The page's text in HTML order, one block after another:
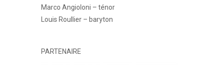
Marco Angioloni – ténor
Louis Roullier – baryton
PARTENAIRE